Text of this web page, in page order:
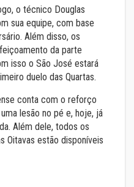
o técnico Douglas
sua equipe, com base
Além disso, os
da parte
isso o São José estará
duelo das Quartas.
conta com o reforço
lesão no pé e, hoje, já
Além dele, todos os
Oitavas estão disponíveis